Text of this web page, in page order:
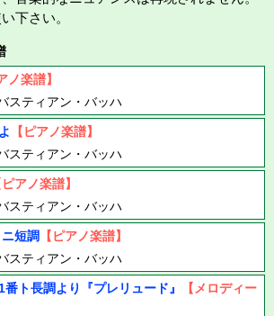
下さい。
ノ楽譜】
スティアン・バッハ
【ピアノ楽譜】
スティアン・バッハ
ピアノ楽譜】
スティアン・バッハ
短調 【ピアノ楽譜】
スティアン・バッハ
ト長調より『プレリュード』
【メロディー